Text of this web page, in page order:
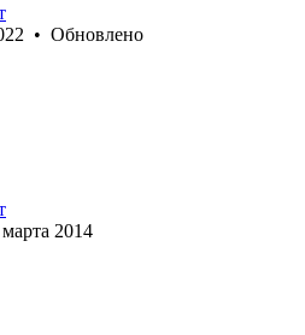
• Обновлено
2014